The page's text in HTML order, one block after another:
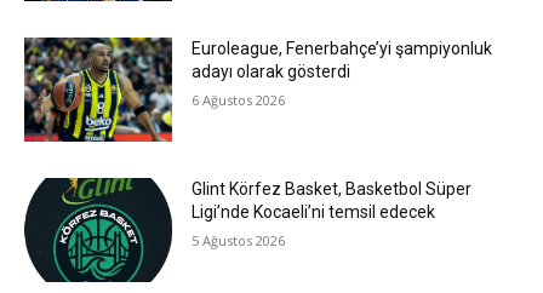
Euroleague, Fenerbahçe’yi şampiyonluk
adayı olarak gösterdi
6 Ağustos 2026
Glint Körfez Basket, Basketbol Süper
Ligi’nde Kocaeli’ni temsil edecek
5 Ağustos 2026